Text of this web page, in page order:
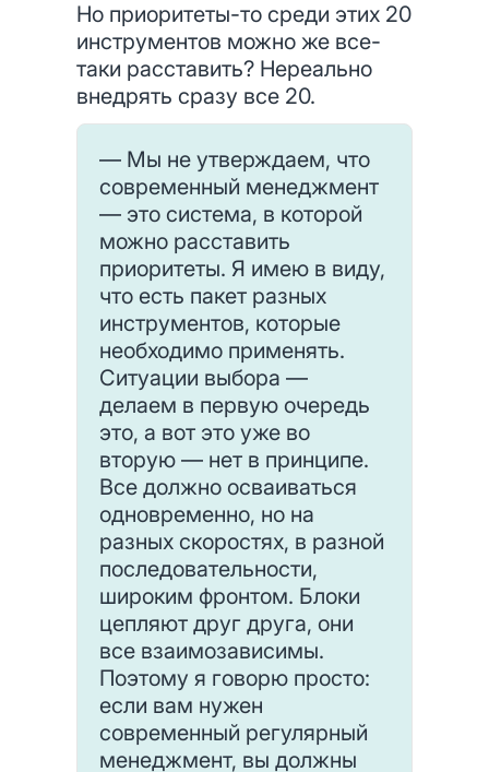
Но приоритеты-то среди этих 20
инструментов можно же все-
таки расставить? Нереально
внедрять сразу все 20.
— Мы не утверждаем, что
современный менеджмент
— это система, в которой
можно расставить
приоритеты. Я имею в виду,
что есть пакет разных
инструментов, которые
необходимо применять.
Ситуации выбора —
делаем в первую очередь
это, а вот это уже во
вторую — нет в принципе.
Все должно осваиваться
одновременно, но на
разных скоростях, в разной
последовательности,
широким фронтом. Блоки
цепляют друг друга, они
все взаимозависимы.
Поэтому я говорю просто:
если вам нужен
современный регулярный
менеджмент, вы должны